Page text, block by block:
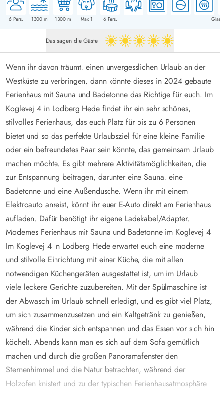
6Pers. 1300m 1300m Max 1 6Pers.
Das sagen die Gäste 5 von 5
Wenn ihr davon träumt, einen unvergesslichen Urlaub an der
Westküste zu verbringen, dann könnte dieses in 2024 gebaute
Ferienhaus mit Sauna und Badetonne das Richtige für euch. Im
Koglevej 4 in Lodberg Hede findet ihr ein sehr schönes,
stilvolles Ferienhaus, das euch Platz für bis zu 6 Personen
bietet und so das perfekte Urlaubsziel für eine kleine Familie
oder ein befreundetes Paar sein könnte, das gemeinsam Urlaub
machen möchte. Es gibt mehrere Aktivitätsmöglichkeiten, die
zur Entspannung beitragen, darunter eine Sauna, eine
Badetonne und eine Außendusche. Wenn ihr mit einem
Elektroauto anreist, könnt ihr euer E-Auto direkt am Ferienhaus
aufladen. Dafür benötigt ihr eigene Ladekabel/Adapter.
Modernes Ferienhaus mit Sauna und Badetonne im Koglevej 4
Im Koglevej 4 in Lodberg Hede erwartet euch eine moderne
und stilvolle Einrichtung mit einer Küche, die mit allen
notwendigen Küchengeräten ausgestattet ist, um im Urlaub
viele leckere Gerichte zuzubereiten. Mit der Spülmaschine ist
der Abwasch im Urlaub schnell erledigt, und es gibt viel Platz,
um sich zusammenzusetzen und ein Kaltgetränk zu genießen,
während die Kinder sich entspannen und das Essen vor sich hin
köchelt. Abends kann man es sich auf dem Sofa gemütlich
machen und durch die großen Panoramafenster den
Sternenhimmel und die Natur betrachten, während der
Holzofen knistert und zu der typischen Ferienhausatmosphäre